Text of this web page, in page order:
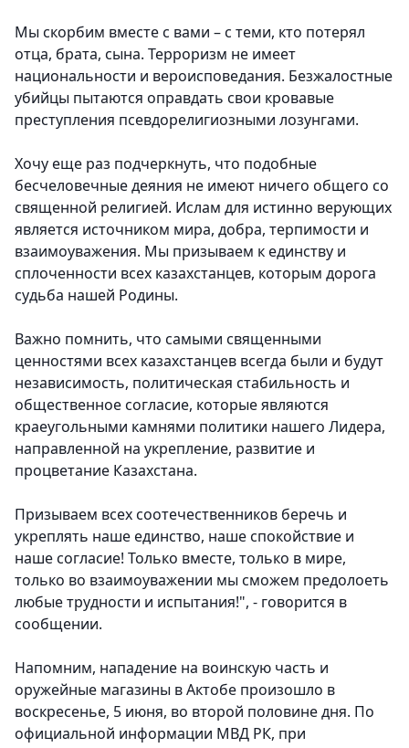
Мы скорбим вместе с вами – с теми, кто потерял
отца, брата, сына. Терроризм не имеет
национальности и вероисповедания. Безжалостные
убийцы пытаются оправдать свои кровавые
преступления псевдорелигиозными лозунгами.
Хочу еще раз подчеркнуть, что подобные
бесчеловечные деяния не имеют ничего общего со
священной религией. Ислам для истинно верующих
является источником мира, добра, терпимости и
взаимоуважения. Мы призываем к единству и
сплоченности всех казахстанцев, которым дорога
судьба нашей Родины.
Важно помнить, что самыми священными
ценностями всех казахстанцев всегда были и будут
независимость, политическая стабильность и
общественное согласие, которые являются
краеугольными камнями политики нашего Лидера,
направленной на укрепление, развитие и
процветание Казахстана.
Призываем всех соотечественников беречь и
укреплять наше единство, наше спокойствие и
наше согласие! Только вместе, только в мире,
только во взаимоуважении мы сможем предолоеть
любые трудности и испытания!", - говорится в
сообщении.
Напомним, нападение на воинскую часть и
оружейные магазины в Актобе произошло в
воскресенье, 5 июня, во второй половине дня. По
официальной информации МВД РК, при